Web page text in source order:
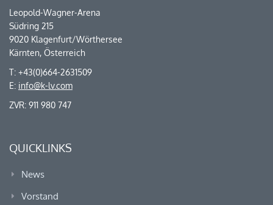
Leopold-Wagner-Arena
Südring 215
9020 Klagenfurt/Wörthersee
Kärnten, Österreich
T: +43(0)664-2631509
E: info@k-lv.com
ZVR: 911 980 747
QUICKLINKS
News
Vorstand